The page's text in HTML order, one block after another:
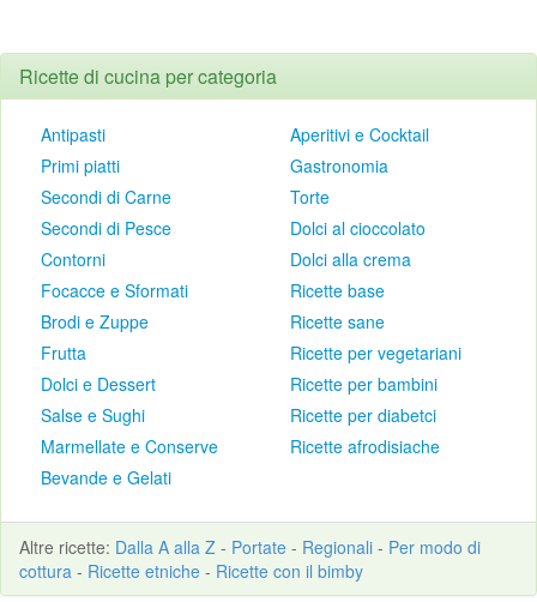
Ricette di cucina per categoria
Antipasti
Primi piatti
Secondi di Carne
Secondi di Pesce
Contorni
Focacce e Sformati
Brodi e Zuppe
Frutta
Dolci e Dessert
Salse e Sughi
Marmellate e Conserve
Bevande e Gelati
Aperitivi e Cocktail
Gastronomia
Torte
Dolci al cioccolato
Dolci alla crema
Ricette base
Ricette sane
Ricette per vegetariani
Ricette per bambini
Ricette per diabetci
Ricette afrodisiache
Altre ricette: Dalla A alla Z - Portate - Regionali - Per modo di
cottura - Ricette etniche - Ricette con il bimby